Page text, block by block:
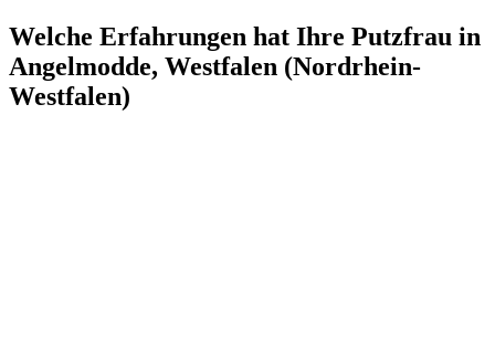
Welche Erfahrungen hat Ihre Putzfrau in
Angelmodde, Westfalen (Nordrhein-
Westfalen)